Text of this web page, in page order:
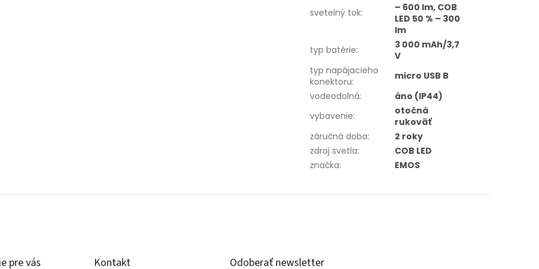
svetelný tok:
– 600 lm, COB
LED 50 % – 300
lm
typ batérie:
3 000 mAh/3,7
V
typ napájacieho
konektoru:
micro USB B
vodeodolná:
áno (IP44)
vybavenie:
otočná
rukoväť
záručná doba:
2 roky
zdroj svetla:
COB LED
značka: EMOS
pre vás Kontakt Odoberať newsletter